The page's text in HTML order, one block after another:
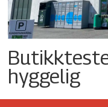
hyggelig